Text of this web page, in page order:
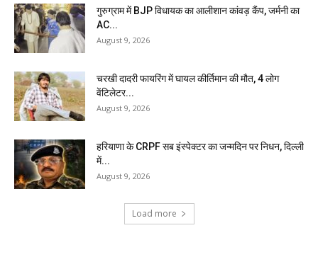
गुरुग्राम में BJP विधायक का आलीशान कांवड़ कैंप, जर्मनी का
AC...
August 9, 2026
चरखी दादरी फायरिंग में घायल कीर्तिमान की मौत, 4 लोग
वेंटिलेटर...
August 9, 2026
हरियाणा के CRPF सब इंस्पेक्टर का जन्मदिन पर निधन, दिल्ली
में...
August 9, 2026
Load more